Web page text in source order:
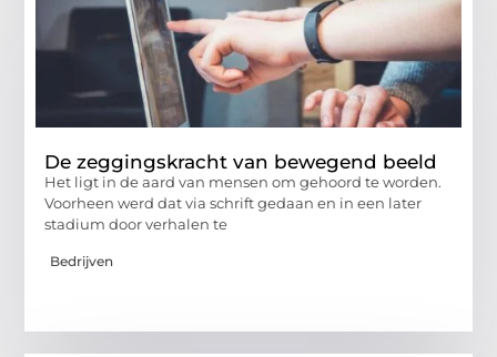
De zeggingskracht van bewegend beeld
Het ligt in de aard van mensen om gehoord te worden.
Voorheen werd dat via schrift gedaan en in een later
stadium door verhalen te
Bedrijven